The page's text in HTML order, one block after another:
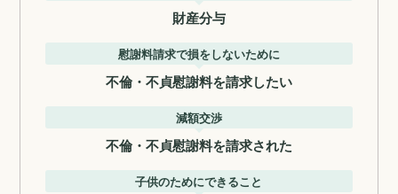
財産分与
慰謝料請求で損をしないために
不倫・不貞慰謝料を請求したい
減額交渉
不倫・不貞慰謝料を請求された
子供のためにできること